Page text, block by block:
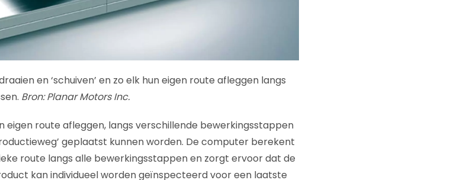
en ‘schuiven’ en zo elk hun eigen route afleggen langs
Bron: Planar Motors Inc.
eigen route afleggen, langs verschillende bewerkingsstappen
geplaatst kunnen worden. De computer berekent
route langs alle bewerkingsstappen en zorgt ervoor dat de
kan individueel worden geïnspecteerd voor een laatste